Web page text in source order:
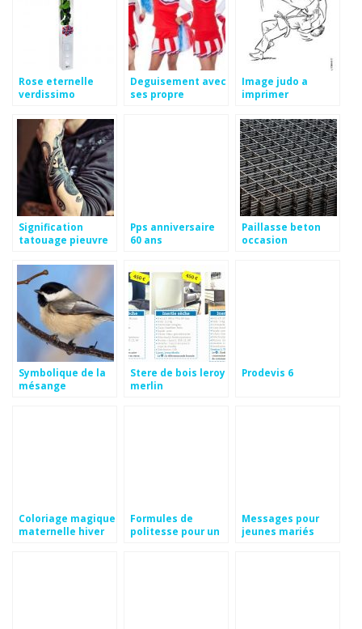
Rose eternelle
verdissimo
Deguisement avec
ses propre
Image judo a
imprimer
Signification
tatouage pieuvre
Pps anniversaire
60 ans
Paillasse beton
occasion
Symbolique de la
mésange
Stere de bois leroy
merlin
Prodevis 6
Coloriage magique
maternelle hiver
Formules de
politesse pour un
Messages pour
jeunes mariés